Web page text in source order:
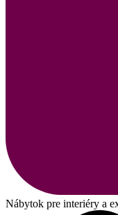
Nábytok pre interiéry a